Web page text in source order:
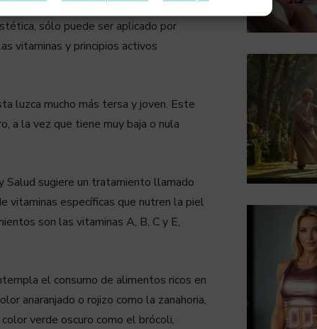
de microinyecciones se conoce
sólo puede ser aplicado por
vitaminas y principios activos
luzca mucho más tersa y joven. Este
a la vez que tiene muy baja o nula
Salud sugiere un tratamiento llamado
vitaminas específicas que nutren la piel
son las vitaminas A, B, C y E,
el consumo de alimentos ricos en
anaranjado o rojizo como la zanahoria,
verde oscuro como el brócoli,